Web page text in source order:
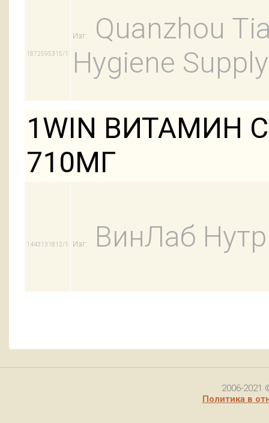
1872595315/1
Изг:
Quanzhou
Hygiene
1WIN ВИТАМИН
710МГ
1443131812/1 Изг: ВинЛаб
2006-2021
Политика в